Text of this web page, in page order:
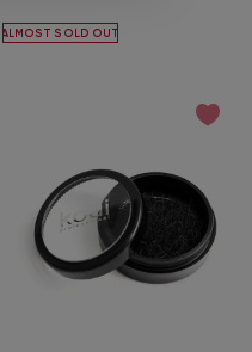
ALMOST SOLD OUT